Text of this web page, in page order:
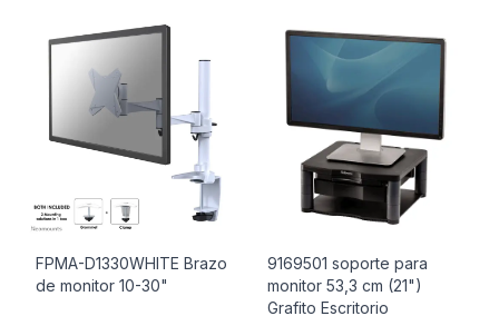
FPMA-D1330WHITE Brazo
de monitor 10-30"
9169501 soporte para
monitor 53,3 cm (21")
Grafito Escritorio